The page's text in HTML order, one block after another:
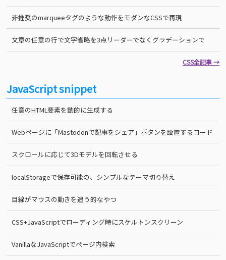
非推奨のmarqueeタグのような動作をモダンなCSSで再現
文章の任意の行で文字省略を3点リーダーでなくグラデーションで
CSS全記事 →
JavaScript snippet
任意のHTML要素を動的に生成する
Webページに「Mastodonで記事をシェア」ボタンを設置するコード
スクロールに応じて3Dモデルを回転させる
localStorageで保存可能の、シンプルなテーマ切り替え
目線がマウスの動きを追う的なやつ
CSS+JavaScriptでローディング時にスケルトンスクリーン
VanillaなJavaScriptでページ内検索